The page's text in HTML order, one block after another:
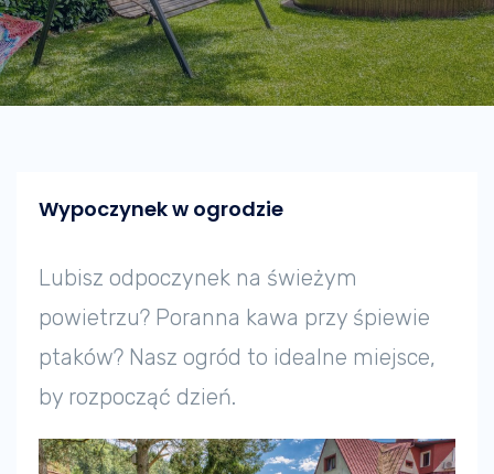
Wypoczynek w ogrodzie
Lubisz odpoczynek na świeżym
powietrzu? Poranna kawa przy śpiewie
ptaków? Nasz ogród to idealne miejsce,
by rozpocząć dzień.